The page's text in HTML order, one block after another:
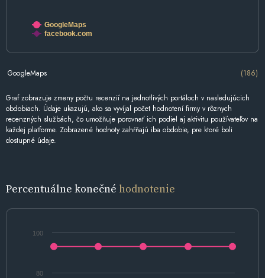
GoogleMaps
facebook.com
GoogleMaps (186)
Graf zobrazuje zmeny počtu recenzií na jednotlivých portáloch v nasledujúcich
obdobiach. Údaje ukazujú, ako sa vyvíjal počet hodnotení firmy v rôznych
recenzných službách, čo umožňuje porovnať ich podiel aj aktivitu používateľov na
každej platforme. Zobrazené hodnoty zahŕňajú iba obdobie, pre ktoré boli
dostupné údaje.
Percentuálne konečné hodnotenie
80
100